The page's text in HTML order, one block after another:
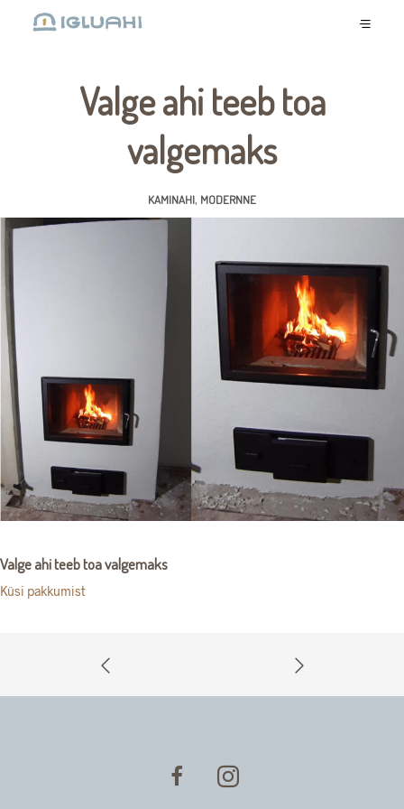
Valge ahi teeb toa
valgemaks
KAMINAHI, MODERNNE
Valge ahi teeb toa valgemaks
Küsi pakkumist